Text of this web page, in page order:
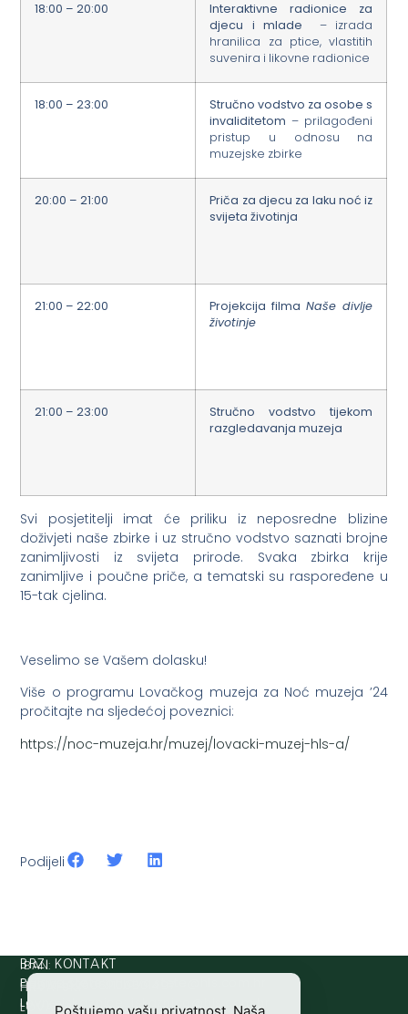
18:00 – 20:00
Interaktivne radionice za
djecu i mlade – izrada
hranilica za ptice, vlastitih
suvenira i likovne radionice
18:00 – 23:00
Stručno vodstvo za osobe s
invaliditetom– prilagođeni
pristup u odnosu na
muzejske zbirke
20:00 – 21:00
Priča za djecu za laku noć iz
svijeta životinja
21:00 – 22:00 Projekcija filmaNaše divlje
životinje
21:00 – 23:00
Stručno vodstvo tijekom
razgledavanja muzeja
Svi posjetitelji imat će priliku iz neposredne blizine
doživjeti naše zbirke i uz stručno vodstvo saznati brojne
zanimljivosti iz svijeta prirode. Svaka zbirka krije
zanimljive i poučne priče, a tematski su raspoređene u
15-tak cjelina.
Veselimo se Vašem dolasku!
Više o programu Lovačkog muzeja za Noć muzeja ’24
pročitajte na sljedećoj poveznici:
https://noc-muzeja.hr/muzej/lovacki-muzej-hls-a/
Podijeli
HRVATSKI
LOVAČKI
IBAN:
HR8124020061100501497
BRZI KONTAKT
Prijava štete:
Lovne iskaznice:
rh.moc.slh
@acinzaksi